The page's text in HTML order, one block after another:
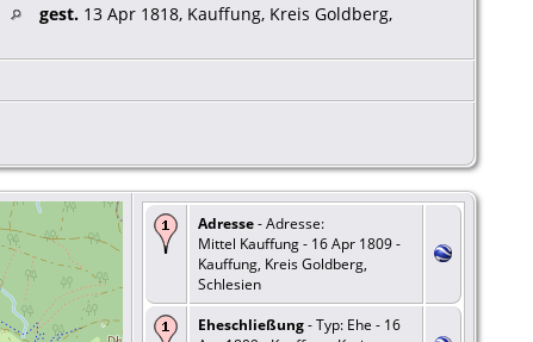
gest. 13 Apr 1818, Kauffung, Kreis Goldberg,
Adresse- Adresse:
Mittel Kauffung - 16 Apr 1809 -
Kauffung, Kreis Goldberg,
Schlesien
Eheschließung- Typ: Ehe - 16